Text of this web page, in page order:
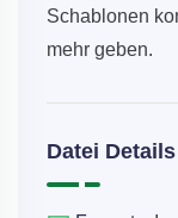
Schablonen
mehr geben.
Datei Details